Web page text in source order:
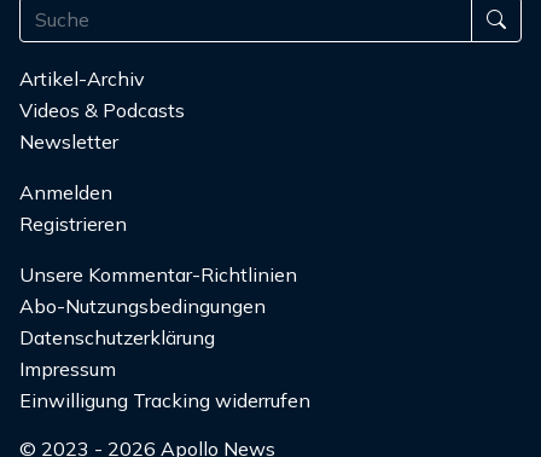
Artikel-Archiv
Videos & Podcasts
Newsletter
Anmelden
Registrieren
Unsere Kommentar-Richtlinien
Abo-Nutzungsbedingungen
Datenschutzerklärung
Impressum
Einwilligung Tracking widerrufen
© 2023 - 2026 Apollo News